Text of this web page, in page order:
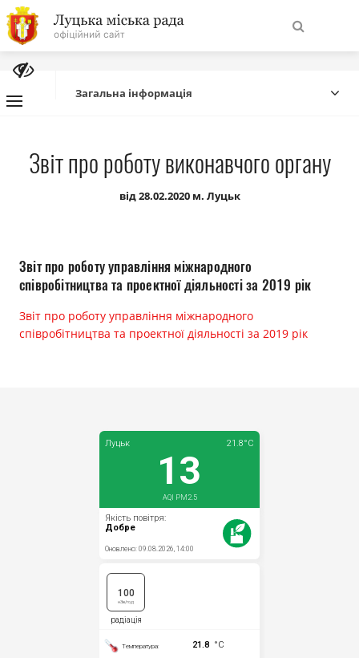
На
головну
сайту
Про місто
Міська влада
Бюджет
Публічна інформація
Загальна інформація
Звіт про роботу виконавчого органу
від 28.02.2020 м. Луцьк
Звіт про роботу управління міжнародного
співробітництва та проектної діяльності за 2019 рік
Звіт про роботу управління міжнародного
співробітництва та проектної діяльності за 2019 рік